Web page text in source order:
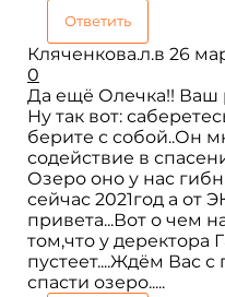
Ответить
Кляченкова.л.в 26
0
Да ещё Олечка!! Ваш
Ну так вот:
берите с собой..Он
содействие в
Озеро оно у нас
сейчас 2021год а от
привета...Вот о чем
том,что у деректора
пустеет....Ждём Вас
спасти озеро.....